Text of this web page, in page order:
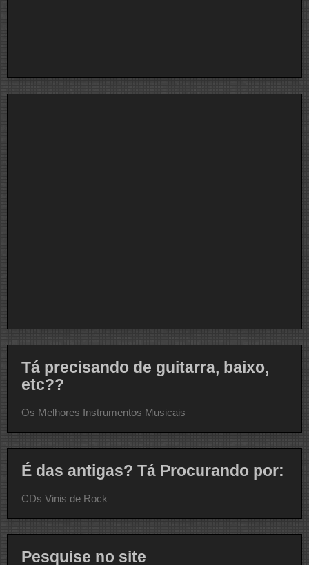
Tá precisando de guitarra, baixo,
etc??
Os Melhores Instrumentos Musicais
É das antigas? Tá Procurando por:
CDs Vinis de Rock
Pesquise no site